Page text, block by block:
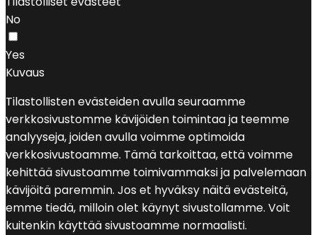
No
Yes
Kuvaus
Tilastollisten evästeiden avulla seuraamme
verkkosivustomme kävijöiden toimintaa ja teemme
analyyseja, joiden avulla voimme optimoida
verkkosivustoamme. Tämä tarkoittaa, että voimme
kehittää sivustoamme toimivammaksi ja palvelemaan
kävijöitä paremmin. Jos et hyväksy näitä evästeitä,
emme tiedä, milloin olet käynyt sivustollamme. Voit
kuitenkin käyttää sivustoamme normaalisti.